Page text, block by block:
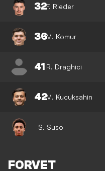
32F. Rieder
36M. Komur
41 R. Draghici
42M. Kucuksahin
S. Suso
FORVET